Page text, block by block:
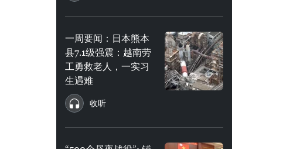
一周要闻：日本熊本
县7.1级强震：越南劳
工勇救老人，一实习
生遇难
收听